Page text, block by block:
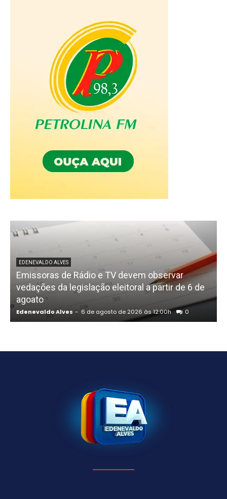
EDENEVALDO ALVES
Emissoras de Rádio e TV devem observar
vedações da legislação eleitoral a partir de 6 de
agoato
Edenevaldo Alves - 6 de agosto de 2026 às 12:00h 0